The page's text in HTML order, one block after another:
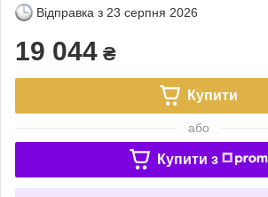
Відправка з 23 серпня 2026
19 044 ₴
Купити
або
Купити з